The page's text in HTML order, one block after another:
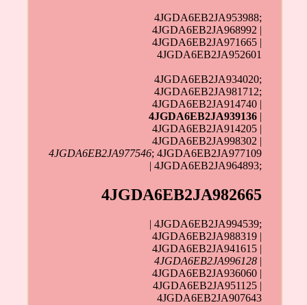
4JGDA6EB2JA953988;
4JGDA6EB2JA968992 |
4JGDA6EB2JA971665 |
4JGDA6EB2JA952601
4JGDA6EB2JA934020;
4JGDA6EB2JA981712;
4JGDA6EB2JA914740 |
4JGDA6EB2JA939136
4JGDA6EB2JA914205 |
4JGDA6EB2JA998302 |
4JGDA6EB2JA977546; 4JGDA6EB2JA977109
| 4JGDA6EB2JA964893;
4JGDA6EB2JA982665
| 4JGDA6EB2JA994539;
4JGDA6EB2JA988319 |
4JGDA6EB2JA941615 |
4JGDA6EB2JA996128 |
4JGDA6EB2JA936060 |
4JGDA6EB2JA951125 |
4JGDA6EB2JA907643